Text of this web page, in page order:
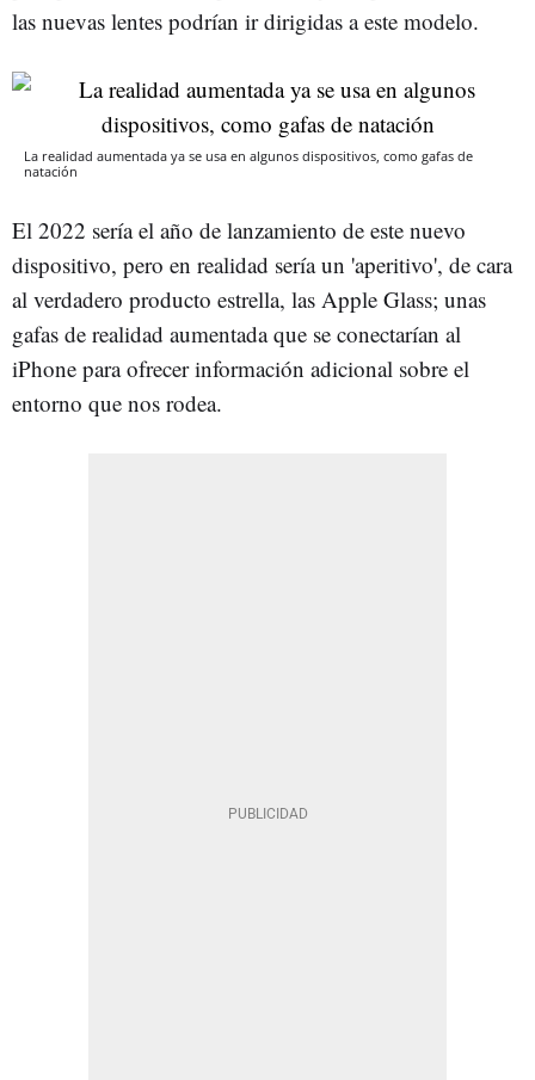
las nuevas lentes podrían ir dirigidas a este modelo.
La realidad aumentada ya se usa en algunos dispositivos, como gafas de
natación
El 2022 sería el año de lanzamiento de este nuevo
dispositivo, pero en realidad sería un 'aperitivo', de cara
al verdadero producto estrella, las Apple Glass; unas
gafas de realidad aumentada que se conectarían al
iPhone para ofrecer información adicional sobre el
entorno que nos rodea.